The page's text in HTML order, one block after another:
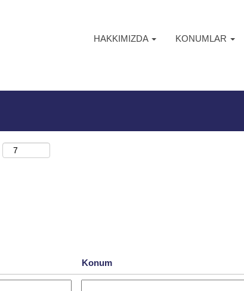
HAKKIMIZDA KONUMLAR
Konum